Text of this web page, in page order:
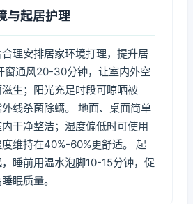
与起居护理
理安排居家环境打理，提升居
窗通风20-30分钟，让室内外空
生；阳光充足时段可晾晒被
线杀菌除螨。 地面、桌面简单
干净整洁；湿度偏低时可使用
维持在40%-60%更舒适。 起
睡前用温水泡脚10-15分钟，促
眠质量。